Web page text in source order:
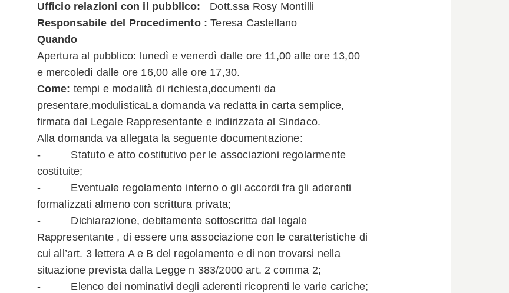
Ufficio relazioni con il pubblico: Dott.ssa Rosy Montilli
Responsabile del Procedimento : Teresa Castellano
Quando
Apertura al pubblico: lunedì e venerdì dalle ore 11,00 alle ore 13,00
e mercoledì dalle ore 16,00 alle ore 17,30.
Come: tempi e modalità di richiesta,documenti da
presentare,modulisticaLa domanda va redatta in carta semplice,
firmata dal Legale Rappresentante e indirizzata al Sindaco.
Alla domanda va allegata la seguente documentazione:
- Statuto e atto costitutivo per le associazioni regolarmente
costituite;
- Eventuale regolamento interno o gli accordi fra gli aderenti
formalizzati almeno con scrittura privata;
- Dichiarazione, debitamente sottoscritta dal legale
Rappresentante , di essere una associazione con le caratteristiche di
cui all’art. 3 lettera A e B del regolamento e di non trovarsi nella
situazione prevista dalla Legge n 383/2000 art. 2 comma 2;
- Elenco dei nominativi degli aderenti ricoprenti le varie cariche;